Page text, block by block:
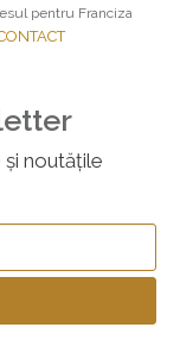
pentru Franciza
noutățile